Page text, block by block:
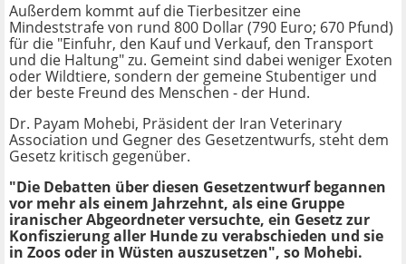
Außerdem kommt auf die Tierbesitzer eine
Mindeststrafe von rund 800 Dollar (790 Euro; 670 Pfund)
für die "Einfuhr, den Kauf und Verkauf, den Transport
und die Haltung" zu. Gemeint sind dabei weniger Exoten
oder Wildtiere, sondern der gemeine Stubentiger und
der beste Freund des Menschen - der Hund.
Dr. Payam Mohebi, Präsident der Iran Veterinary
Association und Gegner des Gesetzentwurfs, steht dem
Gesetz kritisch gegenüber.
"Die Debatten über diesen Gesetzentwurf begannen
vor mehr als einem Jahrzehnt, als eine Gruppe
iranischer Abgeordneter versuchte, ein Gesetz zur
Konfiszierung aller Hunde zu verabschieden und sie
in Zoos oder in Wüsten auszusetzen", so Mohebi.